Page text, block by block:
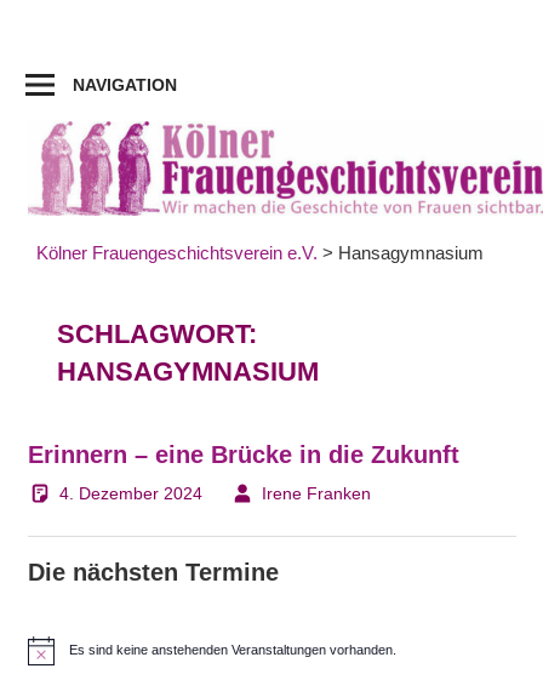
springen
NAVIGATION
Kölner Frauengeschichtsverein e.V. > Hansagymnasium
SCHLAGWORT:
HANSAGYMNASIUM
Erinnern – eine Brücke in die Zukunft
4. Dezember 2024 Irene Franken
Die nächsten Termine
Es sind keine anstehenden Veranstaltungen vorhanden.